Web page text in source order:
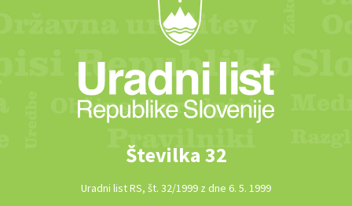
Številka 32
Uradni list RS, št. 32/1999 z dne 6. 5. 1999